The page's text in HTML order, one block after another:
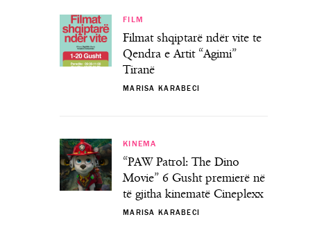
FILM
Filmat shqiptarë ndër vite te
Qendra e Artit “Agimi”
Tiranë
MARISA KARABECI
KINEMA
“PAW Patrol: The Dino
Movie” 6 Gusht premierë në
të gjitha kinematë Cineplexx
MARISA KARABECI